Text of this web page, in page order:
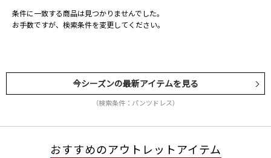
条件に一致する商品は見つかりませんでした。
お手数ですが、検索条件を変更してください。
今シーズンの最新アイテムを見る
（検索条件：パンツドレス）
おすすめのアウトレットアイテム